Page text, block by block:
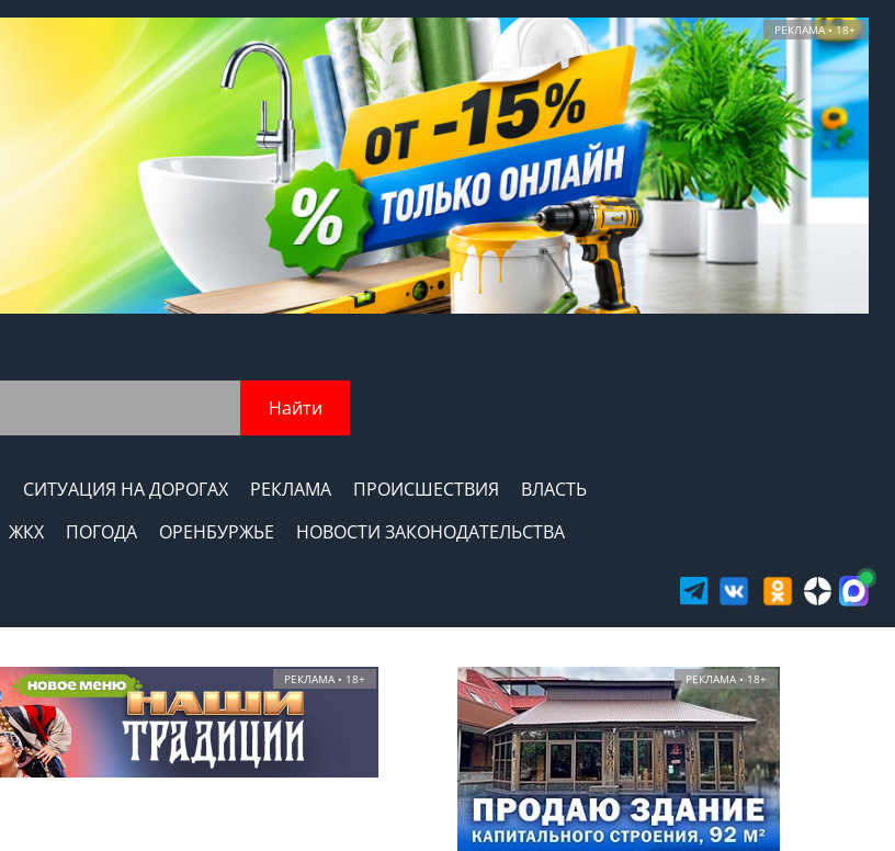
РЕКЛАМА • 18+
Найти
СИТУАЦИЯ НА ДОРОГАХ РЕКЛАМА ПРОИСШЕСТВИЯ
ВЛАСТЬ
ЖКХ ПОГОДА ОРЕНБУРЖЬЕ
НОВОСТИ ЗАКОНОДАТЕЛЬСТВА
РЕКЛАМА • 18+ РЕКЛАМА • 18+